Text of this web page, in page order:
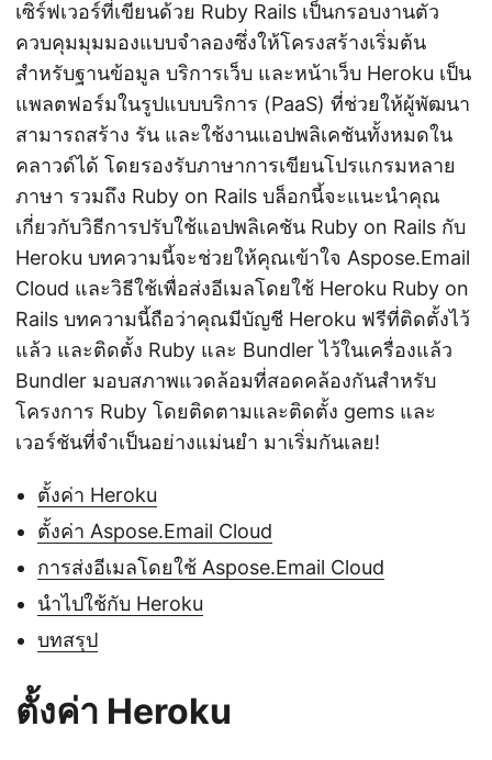
เซิร์ฟเวอร์ที่เขียนด้วย Ruby Rails เป็นกรอบงานตัว
ควบคุมมุมมองแบบจำลองซึ่งให้โครงสร้างเริ่มต้น
สำหรับฐานข้อมูล บริการเว็บ และหน้าเว็บ Heroku เป็น
แพลตฟอร์มในรูปแบบบริการ (PaaS) ที่ช่วยให้ผู้พัฒนา
สามารถสร้าง รัน และใช้งานแอปพลิเคชันทั้งหมดใน
คลาวด์ได้ โดยรองรับภาษาการเขียนโปรแกรมหลาย
ภาษา รวมถึง Ruby on Rails บล็อกนี้จะแนะนำคุณ
เกี่ยวกับวิธีการปรับใช้แอปพลิเคชัน Ruby on Rails กับ
Heroku บทความนี้จะช่วยให้คุณเข้าใจ Aspose.Email
Cloud และวิธีใช้เพื่อส่งอีเมลโดยใช้ Heroku Ruby on
Rails บทความนี้ถือว่าคุณมีบัญชี Heroku ฟรีที่ติดตั้งไว้
แล้ว และติดตั้ง Ruby และ Bundler ไว้ในเครื่องแล้ว
Bundler มอบสภาพแวดล้อมที่สอดคล้องกันสำหรับ
โครงการ Ruby โดยติดตามและติดตั้ง gems และ
เวอร์ชันที่จำเป็นอย่างแม่นยำ มาเริ่มกันเลย!
ตั้งค่า Heroku
ตั้งค่า Aspose.Email Cloud
การส่งอีเมลโดยใช้ Aspose.Email Cloud
นำไปใช้กับ Heroku
บทสรุป
ตั้งค่า Heroku